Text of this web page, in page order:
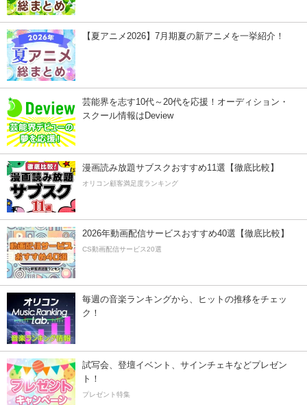
【夏アニメ2026】7月期夏の新アニメを一挙紹介！
芸能界を志す10代～20代を応援！オーディション・
スクール情報はDeview
漫画読み放題サブスクおすすめ11選【徹底比較】
オリコン顧客満足度ランキング
2026年動画配信サービスおすすめ40選【徹底比較】
CS動画配信サービス20選
毎週の音楽ランキングから、ヒットの推移をチェッ
ク！
試写会、登壇イベント、サインチェキなどプレゼン
ト！
プレゼント特集